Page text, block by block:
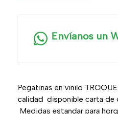
Envíanos un
Pegatinas en vinilo
calidad disponible carta de
Medidas estandar para